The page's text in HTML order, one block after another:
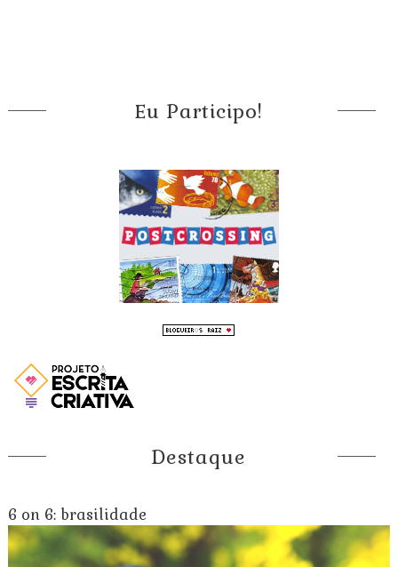
Eu Participo!
Destaque
6 on 6: brasilidade